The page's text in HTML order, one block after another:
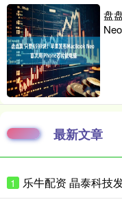
盘
最新文章
1